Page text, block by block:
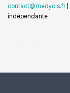
contact@medycis.fr|
indépendante